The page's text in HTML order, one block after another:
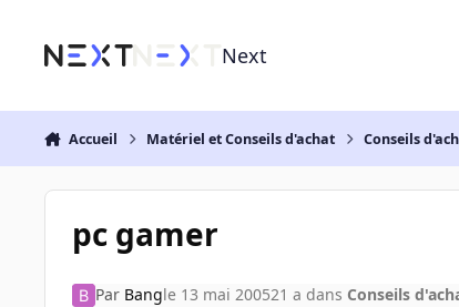
Next
Accueil Matériel et Conseils d'achat Conseils
pc gamer
Par Bangle 13 mai 200521 a dans Conseils